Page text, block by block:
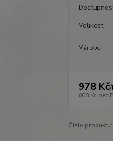
Velikost
Výrobci
978 Kč/
808 Kč bez
Číslo produktu: